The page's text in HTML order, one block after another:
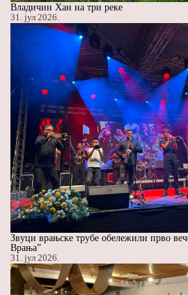
Владичин Хан на три реке
31. јул 2026.
Звуци врањске трубе обележили прво
Врања”
31. јул 2026.